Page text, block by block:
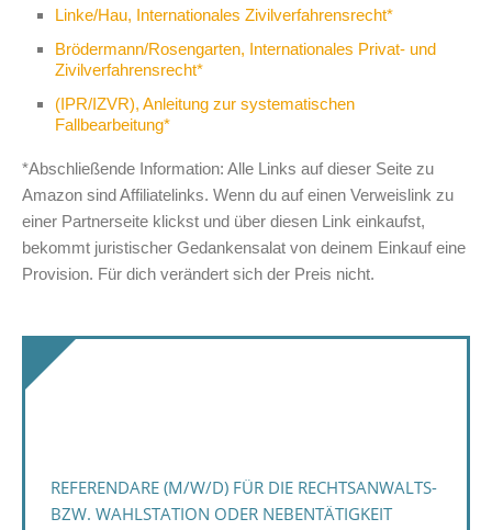
Linke/Hau, Internationales Zivilverfahrensrecht*
Brödermann/Rosengarten, Internationales Privat- und
Zivilverfahrensrecht*
(IPR/IZVR), Anleitung zur systematischen
Fallbearbeitung*
*Abschließende Information: Alle Links auf dieser Seite zu
Amazon sind Affiliatelinks. Wenn du auf einen Verweislink zu
einer Partnerseite klickst und über diesen Link einkaufst,
bekommt juristischer Gedankensalat von deinem Einkauf eine
Provision. Für dich verändert sich der Preis nicht.
REFERENDARE (M/W/D) FÜR DIE RECHTSANWALTS-
BZW. WAHLSTATION ODER NEBENTÄTIGKEIT